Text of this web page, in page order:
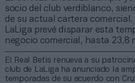
socio del club verdiblanco,
de su actual cartera comercial.
LaLiga prevé disparar esta
negocio comercial, hasta 23,8
El Real Betis renueva a su
club de LaLiga ha anunciado la
temporadas de su acuerdo con